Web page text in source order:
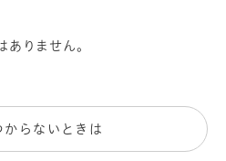
ありません。
からないときは